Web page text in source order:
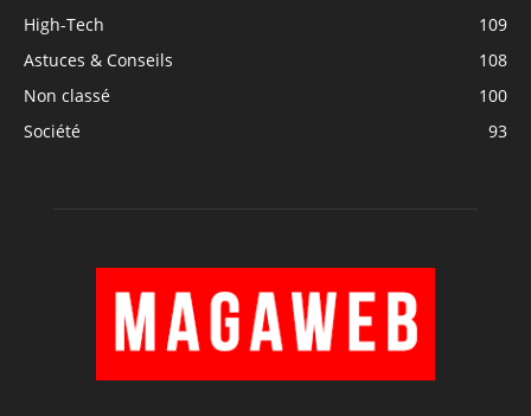
High-Tech
109
Astuces & Conseils
108
Non classé
100
Société
93